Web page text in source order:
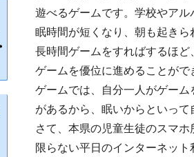
遊べるゲームです。学校やア
眠時間が短くなり、朝も起きら
長時間ゲームをすればするほ
ゲームを優位に進めることが
ゲームでは、自分一人がゲー
があるから、眠いからといって
さて、本県の児童生徒のスマ
限らない平日のインターネッ